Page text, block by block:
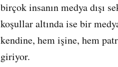
birçok insanın medya dışı
koşullar altında ise bir
kendine, hem işine, hem
giriyor.